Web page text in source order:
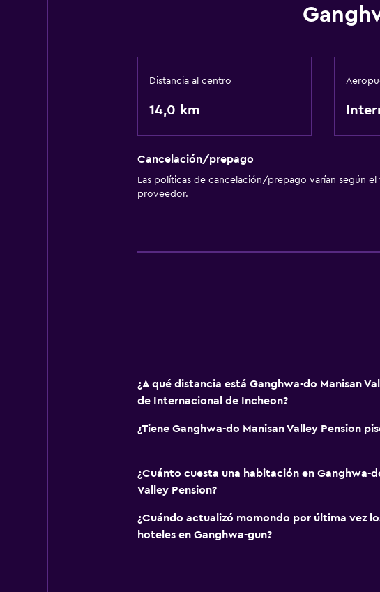
Distancia al centro
14,0 km
Cancelación/prepago
Las políticas de cancelación/prepago varían según
proveedor.
¿A qué distancia está Ganghwa-do Manisan
de Internacional de Incheon?
¿Tiene Ganghwa-do Manisan Valley Pension
¿Cuánto cuesta una habitación en Ganghwa-
Valley Pension?
¿Cuándo actualizó momondo por última vez
hoteles en Ganghwa-gun?